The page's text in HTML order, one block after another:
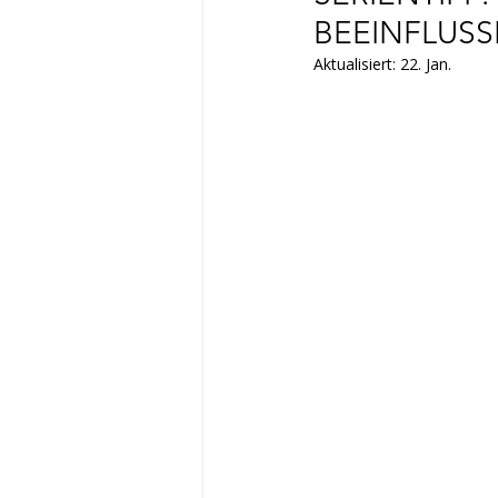
Aktualisiert: 22. Jan.